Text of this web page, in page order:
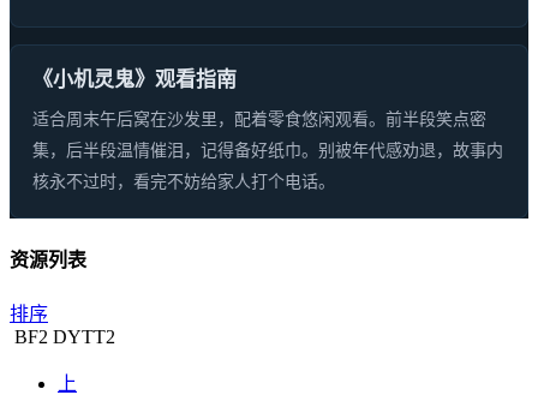
《小机灵鬼》观看指南
适合周末午后窝在沙发里，配着零食悠闲观看。前半段笑点密
集，后半段温情催泪，记得备好纸巾。别被年代感劝退，故事内
核永不过时，看完不妨给家人打个电话。
资源列表
排序
BF2 DYTT2
上